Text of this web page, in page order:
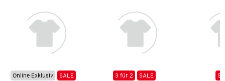
Online Exklusiv
SALE
3 für 2
SALE